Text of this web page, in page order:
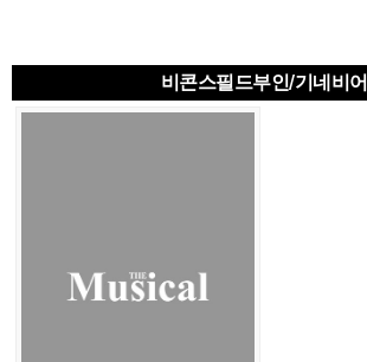
비콘스필드부인/기네비어